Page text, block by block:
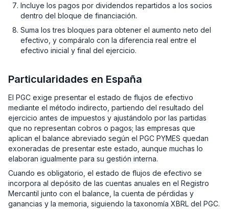
Incluye los pagos por dividendos repartidos a los socios
dentro del bloque de financiación.
Suma los tres bloques para obtener el aumento neto del
efectivo, y compáralo con la diferencia real entre el
efectivo inicial y final del ejercicio.
Particularidades en España
El PGC exige presentar el estado de flujos de efectivo
mediante el método indirecto, partiendo del resultado del
ejercicio antes de impuestos y ajustándolo por las partidas
que no representan cobros o pagos; las empresas que
aplican el balance abreviado según el PGC PYMES quedan
exoneradas de presentar este estado, aunque muchas lo
elaboran igualmente para su gestión interna.
Cuando es obligatorio, el estado de flujos de efectivo se
incorpora al depósito de las cuentas anuales en el Registro
Mercantil junto con el balance, la cuenta de pérdidas y
ganancias y la memoria, siguiendo la taxonomía XBRL del PGC.